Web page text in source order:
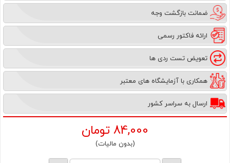
ضمانت بازگشت وجه
ارائه فاکتور رسمی
تعویض تست ردی ها
همکاری با آزمایشگاه های معتبر
ارسال به سراسر کشور
84,000 تومان
(بدون مالیات)